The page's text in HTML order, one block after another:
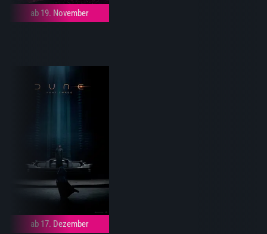
ab 19. November
ab 17. Dezember